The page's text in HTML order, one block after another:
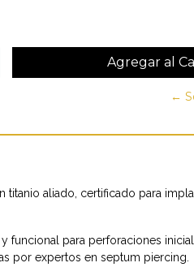
←
titanio aliado, certificado para
funcional para perforaciones
por expertos en septum piercing.